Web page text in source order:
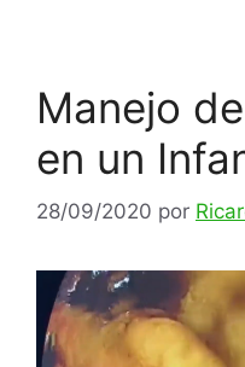
Manejo
en un
28/09/2020 por